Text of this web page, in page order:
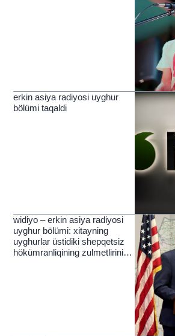
erkin asiya radiyosi uyghur
bölümi taqaldi
widiyo – erkin asiya radiyosi
uyghur bölümi: xitayning
uyghurlar üstidiki shepqetsiz
hökümranliqining zulmetlirini